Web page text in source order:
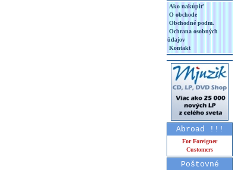
Ako nakúpiť
O obchode
Obchodné podm.
Ochrana osobných
údajov
Kontakt
Abroad !!!
For Foreigner
Customers
Poštovné